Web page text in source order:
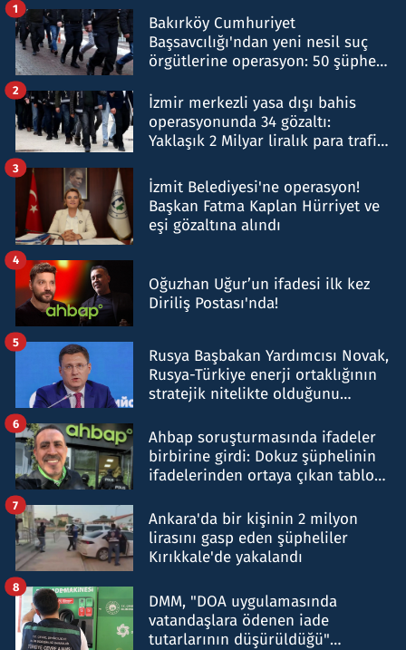
Bakırköy Cumhuriyet
Başsavcılığı'ndan yeni nesil suç
örgütlerine operasyon: 50 şüpheli
1
İzmir merkezli yasa dışı bahis
operasyonunda 34 gözaltı:
Yaklaşık 2 Milyar liralık para trafiği
2
İzmit Belediyesi'ne operasyon!
Başkan Fatma Kaplan Hürriyet ve
eşi gözaltına alındı
3
Oğuzhan Uğur’un ifadesi ilk kez
Diriliş Postası'nda!
4
Rusya Başbakan Yardımcısı Novak,
Rusya-Türkiye enerji ortaklığının
stratejik nitelikte olduğunu
5
Ahbap soruşturmasında ifadeler
birbirine girdi: Dokuz şüphelinin
ifadelerinden ortaya çıkan tablo
6
Ankara'da bir kişinin 2 milyon
lirasını gasp eden şüpheliler
Kırıkkale'de yakalandı
7
DMM, "DOA uygulamasında
vatandaşlara ödenen iade
tutarlarının düşürüldüğü"
8